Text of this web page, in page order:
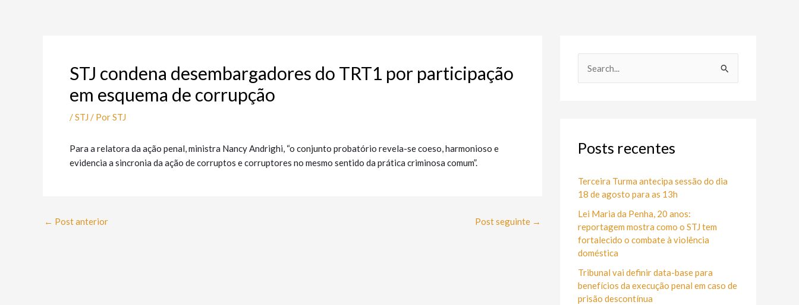
STJ condena desembargadores do TRT1 por participação
em esquema de corrupção
/STJ / PorSTJ
Para a relatora da ação penal, ministra Nancy Andrighi, “o conjunto probatório revela-se coeso, harmonioso e
evidencia a sincronia da ação de corruptos e corruptores no mesmo sentido da prática criminosa comum”.
← Post anterior Post seguinte →
u
s
a
r
p
o
r
:
Posts recentes
Terceira Turma antecipa sessão do dia
18 de agosto para as 13h
Lei Maria da Penha, 20 anos:
reportagem mostra como o STJ tem
fortalecido o combate à violência
doméstica
Tribunal vai definir data-base para
benefícios da execução penal em caso de
prisão descontínua